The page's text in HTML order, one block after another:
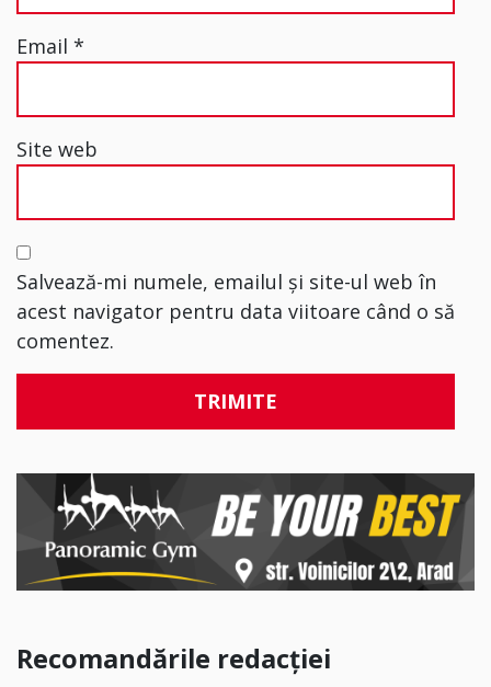
Email *
Site web
Salvează-mi numele, emailul și site-ul web în
acest navigator pentru data viitoare când o să
comentez.
Recomandările redacției